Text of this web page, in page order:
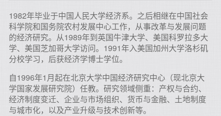
1982年毕业于中国人民大学经济系。之后相继在中国社会
科学院和国务院农村发展中心工作，从事改革与发展问题
的经济研究。从1989年到英国牛津大学、美国科罗拉多大
学、美国芝加哥大学访问。1991年入美国加州大学洛杉矶
分校学习，后获经济学博士学位。
自1996年1月起在北京大学中国经济研究中心（现北京大
学国家发展研究院）任教。研究领域侧重：产权与合约、
经济制度变迁、企业与市场组织、货币与金融、土地制度
与城市化，以及产业升级与技术创新等。